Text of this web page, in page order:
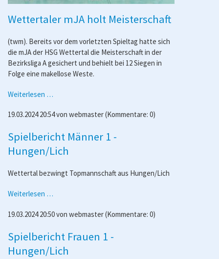
Wettertaler mJA holt Meisterschaft
(twm). Bereits vor dem vorletzten Spieltag hatte sich
die mJA der HSG Wettertal die Meisterschaft in der
Bezirksliga A gesichert und behielt bei 12 Siegen in
Folge eine makellose Weste.
Weiterlesen …
holt
19.03.2024 20:54von webmaster(Kommentare: 0)
Spielbericht Männer 1 -
Hungen/Lich
Wettertal bezwingt Topmannschaft aus Hungen/Lich
Weiterlesen …
1
Hungen/Lich
19.03.2024 20:50von webmaster(Kommentare: 0)
Spielbericht Frauen 1 -
Hungen/Lich